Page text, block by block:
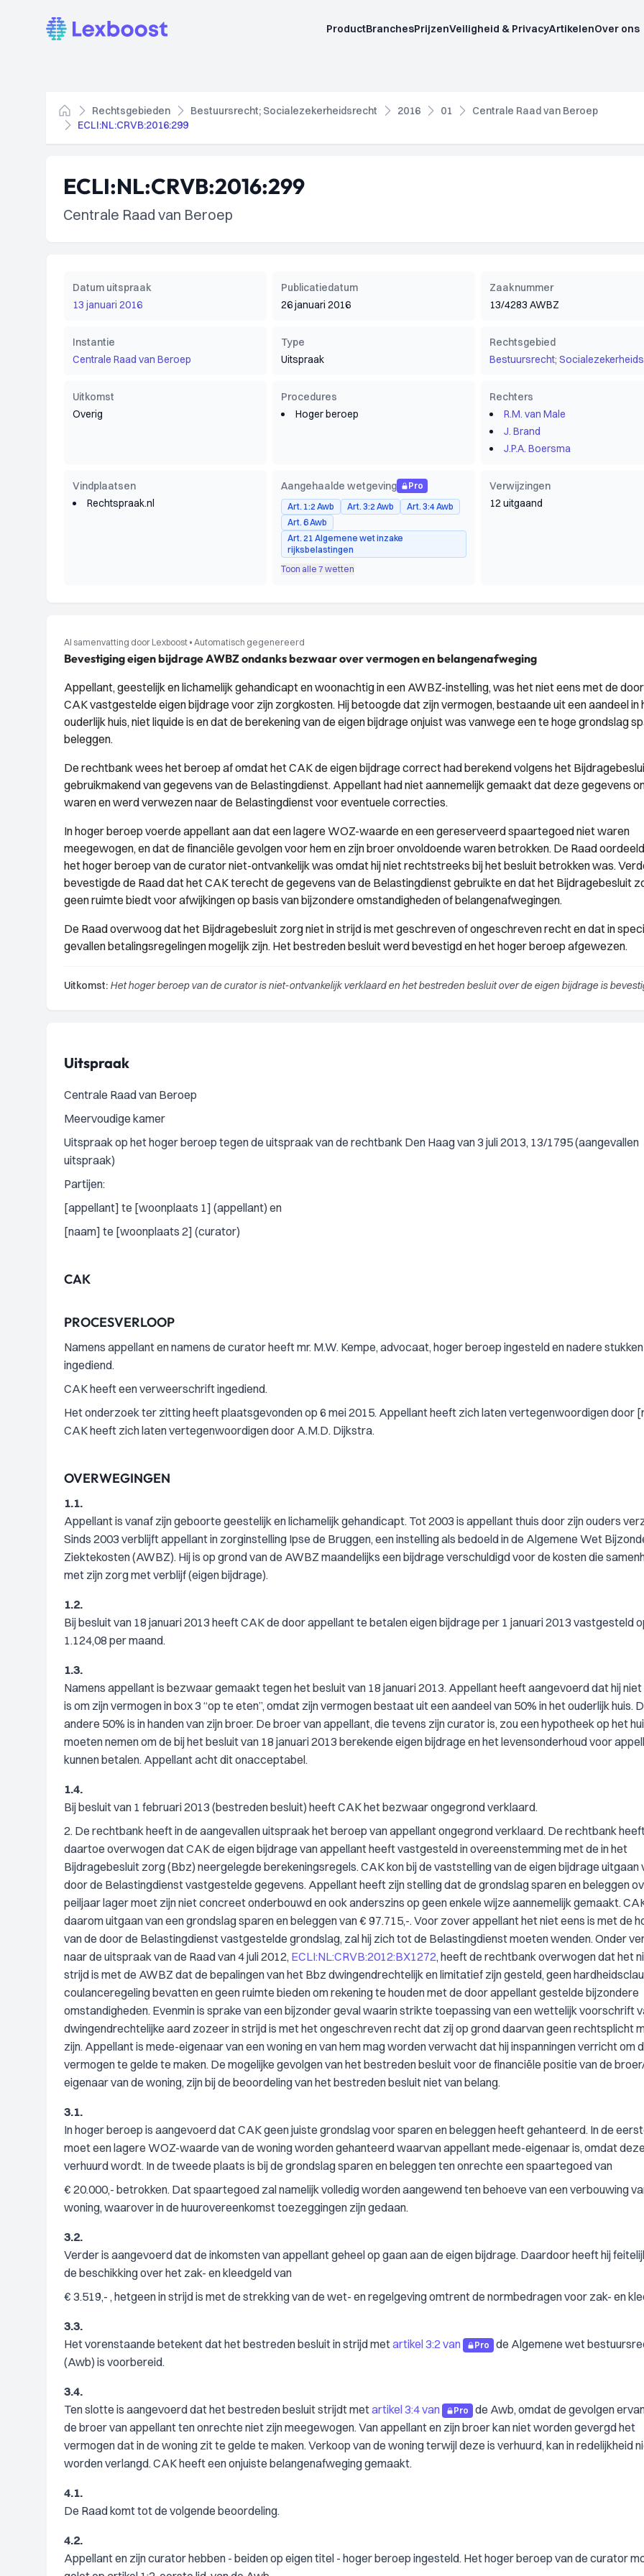
Lexboost ProductBranchesPrijzenVeiligheid & PrivacyArtikelenOver ons
Home
Rechtsgebieden Bestuursrecht; Socialezekerheidsrecht 2016 01
Centrale Raad van Beroep
ECLI:NL:CRVB:2016:299
ECLI:NL:CRVB:2016:299
Centrale Raad van Beroep
Datum uitspraak
13 januari 2016
Publicatiedatum
26 januari 2016
Zaaknummer
13/4283 AWBZ
Instantie
Centrale Raad van Beroep
Type
Uitspraak
Rechtsgebied
Bestuursrecht;
Uitkomst
Overig
Procedures
Hoger beroep
Rechters
R.M. van Male
J. Brand
J.P.A. Boersma
Vindplaatsen
Rechtspraak.nl
Aangehaalde wetgeving
Pro
Art. 1:2 Awb
Art. 3:2 Awb
Art. 3:4 Awb
Art. 6 Awb
Art. 21 Algemene wet inzake
rijksbelastingen
Toon alle 7 wetten
Verwijzingen
12 uitgaand
AI samenvatting door Lexboost • Automatisch gegenereerd
Bevestiging eigen bijdrage AWBZ ondanks bezwaar over vermogen en belangenafweging
Appellant, geestelijk en lichamelijk gehandicapt en woonachtig in een AWBZ-instelling, was het niet eens met de
CAK vastgestelde eigen bijdrage voor zijn zorgkosten. Hij betoogde dat zijn vermogen, bestaande uit een aandeel in
ouderlijk huis, niet liquide is en dat de berekening van de eigen bijdrage onjuist was vanwege een te hoge grondslag
beleggen.
De rechtbank wees het beroep af omdat het CAK de eigen bijdrage correct had berekend volgens het
gebruikmakend van gegevens van de Belastingdienst. Appellant had niet aannemelijk gemaakt dat deze gegevens
waren en werd verwezen naar de Belastingdienst voor eventuele correcties.
In hoger beroep voerde appellant aan dat een lagere WOZ-waarde en een gereserveerd spaartegoed niet waren
meegewogen, en dat de financiële gevolgen voor hem en zijn broer onvoldoende waren betrokken. De Raad
het hoger beroep van de curator niet-ontvankelijk was omdat hij niet rechtstreeks bij het besluit betrokken was.
bevestigde de Raad dat het CAK terecht de gegevens van de Belastingdienst gebruikte en dat het Bijdragebesluit
geen ruimte biedt voor afwijkingen op basis van bijzondere omstandigheden of belangenafwegingen.
De Raad overwoog dat het Bijdragebesluit zorg niet in strijd is met geschreven of ongeschreven recht en dat in
gevallen betalingsregelingen mogelijk zijn. Het bestreden besluit werd bevestigd en het hoger beroep afgewezen.
Uitkomst: Het hoger beroep van de curator is niet-ontvankelijk verklaard en het bestreden besluit over de eigen bijdrage is
Uitspraak
Centrale Raad van Beroep
Meervoudige kamer
Uitspraak op het hoger beroep tegen de uitspraak van de rechtbank Den Haag van 3 juli 2013, 13/1795 (aangevallen
uitspraak)
Partijen:
[appellant] te [woonplaats 1] (appellant) en
[naam] te [woonplaats 2] (curator)
CAK
PROCESVERLOOP
Namens appellant en namens de curator heeft mr. M.W. Kempe, advocaat, hoger beroep ingesteld en nadere stukken
ingediend.
CAK heeft een verweerschrift ingediend.
Het onderzoek ter zitting heeft plaatsgevonden op 6 mei 2015. Appellant heeft zich laten vertegenwoordigen door
CAK heeft zich laten vertegenwoordigen door A.M.D. Dijkstra.
OVERWEGINGEN
1.1.
Appellant is vanaf zijn geboorte geestelijk en lichamelijk gehandicapt. Tot 2003 is appellant thuis door zijn ouders
Sinds 2003 verblijft appellant in zorginstelling Ipse de Bruggen, een instelling als bedoeld in de Algemene Wet
Ziektekosten (AWBZ). Hij is op grond van de AWBZ maandelijks een bijdrage verschuldigd voor de kosten die
met zijn zorg met verblijf (eigen bijdrage).
1.2.
Bij besluit van 18 januari 2013 heeft CAK de door appellant te betalen eigen bijdrage per 1 januari 2013 vastgesteld
1.124,08 per maand.
1.3.
Namens appellant is bezwaar gemaakt tegen het besluit van 18 januari 2013. Appellant heeft aangevoerd dat hij
is om zijn vermogen in box 3 “op te eten”, omdat zijn vermogen bestaat uit een aandeel van 50% in het ouderlijk huis.
andere 50% is in handen van zijn broer. De broer van appellant, die tevens zijn curator is, zou een hypotheek op het
moeten nemen om de bij het besluit van 18 januari 2013 berekende eigen bijdrage en het levensonderhoud voor
kunnen betalen. Appellant acht dit onacceptabel.
1.4.
Bij besluit van 1 februari 2013 (bestreden besluit) heeft CAK het bezwaar ongegrond verklaard.
2. De rechtbank heeft in de aangevallen uitspraak het beroep van appellant ongegrond verklaard. De rechtbank
daartoe overwogen dat CAK de eigen bijdrage van appellant heeft vastgesteld in overeenstemming met de in het
Bijdragebesluit zorg (Bbz) neergelegde berekeningsregels. CAK kon bij de vaststelling van de eigen bijdrage uitgaan
door de Belastingdienst vastgestelde gegevens. Appellant heeft zijn stelling dat de grondslag sparen en beleggen
peiljaar lager moet zijn niet concreet onderbouwd en ook anderszins op geen enkele wijze aannemelijk gemaakt.
daarom uitgaan van een grondslag sparen en beleggen van € 97.715,-. Voor zover appellant het niet eens is met de
van de door de Belastingdienst vastgestelde grondslag, zal hij zich tot de Belastingdienst moeten wenden. Onder
naar de uitspraak van de Raad van 4 juli 2012, ECLI:NL:CRVB:2012:BX1272, heeft de rechtbank overwogen dat het
strijd is met de AWBZ dat de bepalingen van het Bbz dwingendrechtelijk en limitatief zijn gesteld, geen
coulanceregeling bevatten en geen ruimte bieden om rekening te houden met de door appellant gestelde bijzondere
omstandigheden. Evenmin is sprake van een bijzonder geval waarin strikte toepassing van een wettelijk voorschrift
dwingendrechtelijke aard zozeer in strijd is met het ongeschreven recht dat zij op grond daarvan geen rechtsplicht
zijn. Appellant is mede-eigenaar van een woning en van hem mag worden verwacht dat hij inspanningen verricht om
vermogen te gelde te maken. De mogelijke gevolgen van het bestreden besluit voor de financiële positie van de
eigenaar van de woning, zijn bij de beoordeling van het bestreden besluit niet van belang.
3.1.
In hoger beroep is aangevoerd dat CAK geen juiste grondslag voor sparen en beleggen heeft gehanteerd. In de
moet een lagere WOZ-waarde van de woning worden gehanteerd waarvan appellant mede-eigenaar is, omdat
verhuurd wordt. In de tweede plaats is bij de grondslag sparen en beleggen ten onrechte een spaartegoed van
€ 20.000,- betrokken. Dat spaartegoed zal namelijk volledig worden aangewend ten behoeve van een verbouwing
woning, waarover in de huurovereenkomst toezeggingen zijn gedaan.
3.2.
Verder is aangevoerd dat de inkomsten van appellant geheel op gaan aan de eigen bijdrage. Daardoor heeft hij
de beschikking over het zak- en kleedgeld van
€ 3.519,- , hetgeen in strijd is met de strekking van de wet- en regelgeving omtrent de normbedragen voor zak- en
3.3.
Het vorenstaande betekent dat het bestreden besluit in strijd metartikel 3:2 van Pro
de Algemene wet
(Awb) is voorbereid.
3.4.
Ten slotte is aangevoerd dat het bestreden besluit strijdt metartikel 3:4 van Pro
de Awb, omdat de gevolgen
de broer van appellant ten onrechte niet zijn meegewogen. Van appellant en zijn broer kan niet worden gevergd het
vermogen dat in de woning zit te gelde te maken. Verkoop van de woning terwijl deze is verhuurd, kan in redelijkheid
worden verlangd. CAK heeft een onjuiste belangenafweging gemaakt.
4.1.
De Raad komt tot de volgende beoordeling.
4.2.
Appellant en zijn curator hebben - beiden op eigen titel - hoger beroep ingesteld. Het hoger beroep van de curator